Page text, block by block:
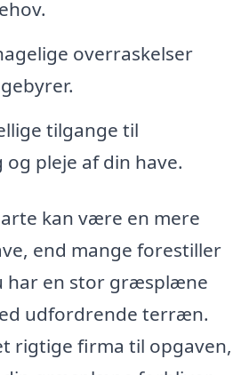
overraskelser
tilgange til
pleje af din have.
kan være en mere
end mange forestiller
har en stor græsplæne
udfordrende terræn.
rigtige firma til opgaven,